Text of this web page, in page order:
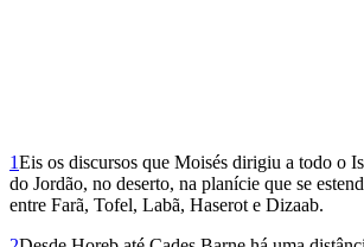
1Eis os discursos que Moisés dirigiu a todo o
do Jordão, no deserto, na planície que se
entre Farã, Tofel, Labã, Haserot e Dizaab.